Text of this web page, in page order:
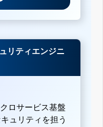
リティエンジニ
ロサービス基盤
ュリティを担う